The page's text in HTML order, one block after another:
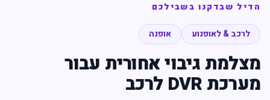
הדיל שבדקנו בשבילכם
לרכב & לאופנוע אופנה
מצלמת גיבוי אחורית עבור
מערכת DVR לרכב